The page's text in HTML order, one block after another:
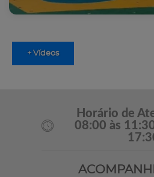
+ Vídeos
Horário de
08:00 às